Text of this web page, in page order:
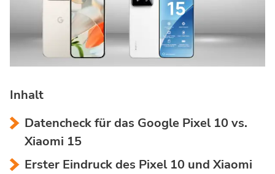
Inhalt
Datencheck für das Google Pixel 10 vs.
Xiaomi 15
Erster Eindruck des Pixel 10 und Xiaomi